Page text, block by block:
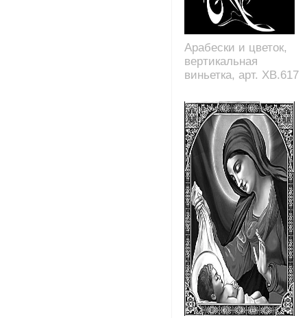
Арабески и цветок,
вертикальная
виньетка, арт. XB.617